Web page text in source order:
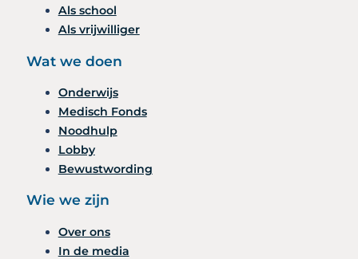
Als school
Als vrijwilliger
Wat we doen
Onderwijs
Medisch Fonds
Noodhulp
Lobby
Bewustwording
Wie we zijn
Over ons
In de media